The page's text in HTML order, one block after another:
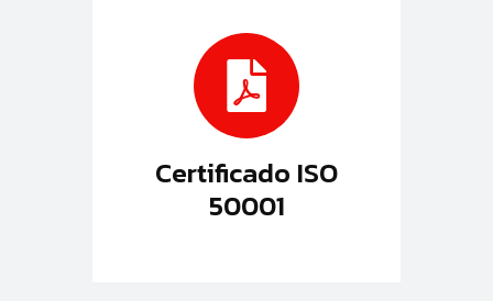
Certificado ISO
50001